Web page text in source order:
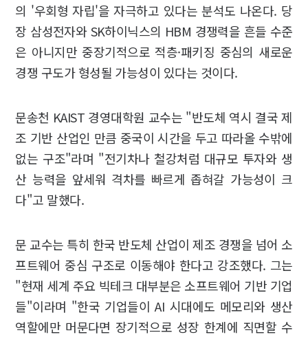
의 '우회형 자립'을 자극하고 있다는 분석도 나온다. 당
장 삼성전자와 SK하이닉스의 HBM 경쟁력을 흔들 수준
은 아니지만 중장기적으로 적층·패키징 중심의 새로운
경쟁 구도가 형성될 가능성이 있다는 것이다.
문송천 KAIST 경영대학원 교수는 "반도체 역시 결국 제
조 기반 산업인 만큼 중국이 시간을 두고 따라올 수밖에
없는 구조"라며 "전기차나 철강처럼 대규모 투자와 생
산 능력을 앞세워 격차를 빠르게 좁혀갈 가능성이 크
다"고 말했다.
문 교수는 특히 한국 반도체 산업이 제조 경쟁을 넘어 소
프트웨어 중심 구조로 이동해야 한다고 강조했다. 그는
"현재 세계 주요 빅테크 대부분은 소프트웨어 기반 기업
들"이라며 "한국 기업들이 AI 시대에도 메모리와 생산
역할에만 머문다면 장기적으로 성장 한계에 직면할 수